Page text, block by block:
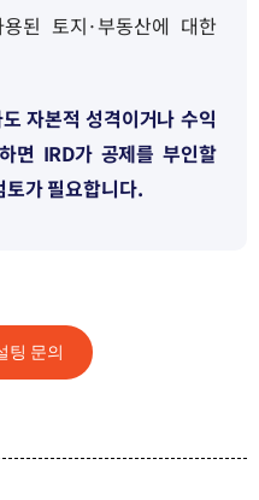
된 토지·부동산에 대한
자본적 성격이거나 수익
면 IRD가 공제를 부인할
가 필요합니다.
팅 문의